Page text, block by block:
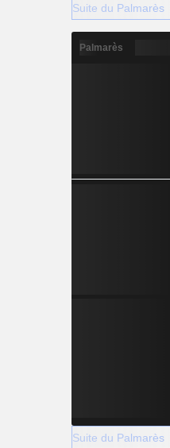
Suite du Palmarès
Palmarès
Suite du Palmarès